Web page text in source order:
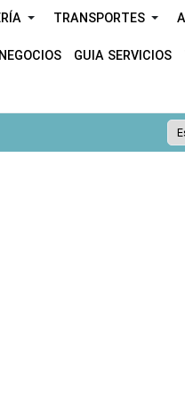
TRANSPORTES
NEGOCIOS GUIA SERVICIOS